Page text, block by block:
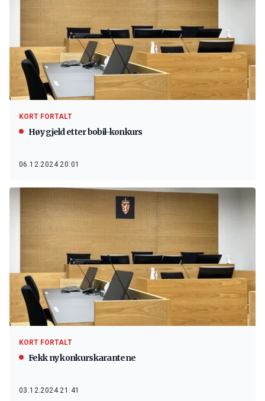
KORT FORTALT
Høy gjeld etter bobil-konkurs
06.12.2024 20:01
KORT FORTALT
Fekk ny konkurskarantene
03.12.2024 21:41